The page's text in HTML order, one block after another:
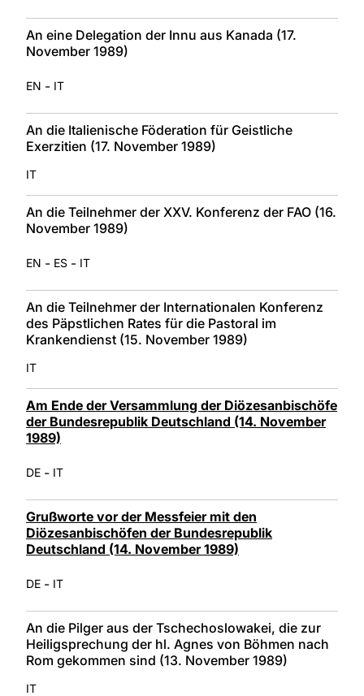
An eine Delegation der Innu aus Kanada (17.
November 1989)
EN - IT
An die Italienische Föderation für Geistliche
Exerzitien (17. November 1989)
IT
An die Teilnehmer der XXV. Konferenz der FAO (16.
November 1989)
EN - ES - IT
An die Teilnehmer der Internationalen Konferenz
des Päpstlichen Rates für die Pastoral im
Krankendienst (15. November 1989)
IT
Am Ende der Versammlung der Diözesanbischöfe
der Bundesrepublik Deutschland (14. November
1989)
DE - IT
Grußworte vor der Messfeier mit den
Diözesanbischöfen der Bundesrepublik
Deutschland (14. November 1989)
DE - IT
An die Pilger aus der Tschechoslowakei, die zur
Heiligsprechung der hl. Agnes von Böhmen nach
Rom gekommen sind (13. November 1989)
IT